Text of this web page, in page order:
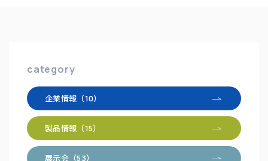
category
企業情報（10）
製品情報（15）
展示会（53）